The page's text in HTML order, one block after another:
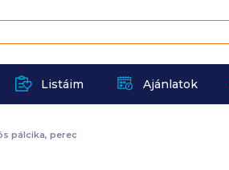
Listáim Ajánlatok
pálcika, perec